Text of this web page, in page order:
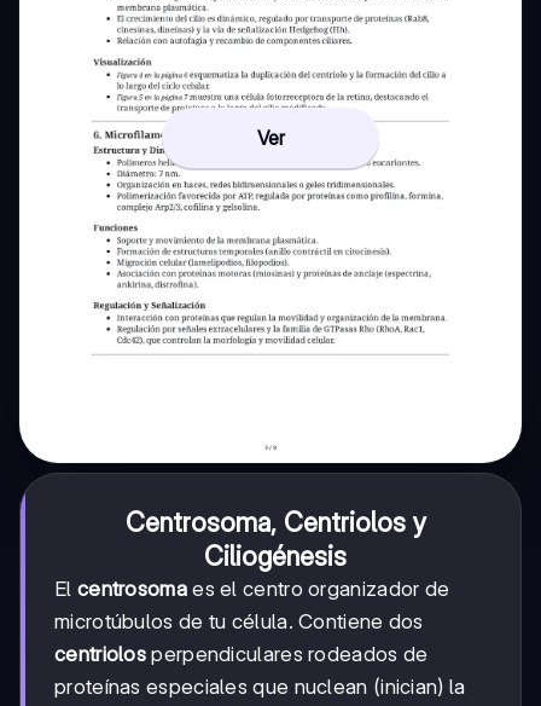
Ver
Centrosoma, Centriolos y
Ciliogénesis
El centrosomaes el centro organizador de
microtúbulos de tu célula. Contiene dos
centriolos perpendiculares rodeados de
proteínas especiales que nuclean (inician) la